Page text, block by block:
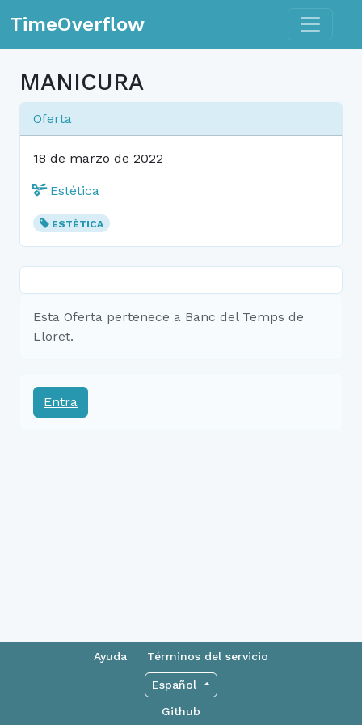
TimeOverflow Toggle
MANICURA
Oferta
18 de marzo de 2022
Estética
ESTÈTICA
Esta Oferta pertenece a Banc del Temps de
Lloret.
Entra
Ayuda Términos del servicio
Español
Github